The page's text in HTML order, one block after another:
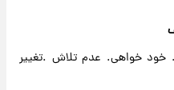
خود خواهی. عدم تلاش .تغییر